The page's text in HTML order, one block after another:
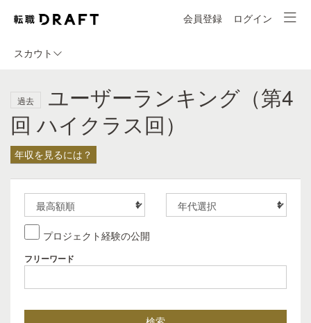
会員登録 ログイン
スカウト
過去
ユーザーランキング（第4
回 ハイクラス回）
年収を見るには？
プロジェクト経験の公開
フリーワード